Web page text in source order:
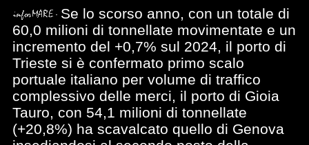
Se lo scorso anno, con un totale di
60,0 milioni di tonnellate movimentate e un
incremento del +0,7% sul 2024, il porto di
Trieste si è confermato primo scalo
portuale italiano per volume di traffico
complessivo delle merci, il porto di Gioia
Tauro, con 54,1 milioni di tonnellate
(+20,8%) ha scavalcato quello di Genova